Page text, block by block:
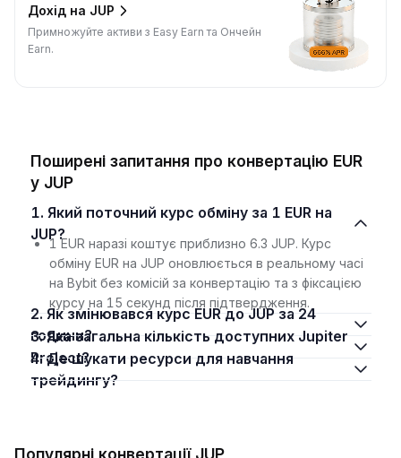
Дохід на JUP
Примножуйте активи з Easy Earn та Ончейн
Earn.
Поширені запитання про конвертацію EUR
у JUP
1. Який поточний курс обміну за 1 EUR на
JUP?
1 EUR наразі коштує приблизно 6.3 JUP. Курс
обміну EUR на JUP оновлюється в реальному часі
на Bybit без комісій за конвертацію та з фіксацією
курсу на 15 секунд після підтвердження.
2. Як змінювався курс EUR до JUP за 24
години?
3. Яка загальна кількість доступних Jupiter
Project?
4. Де шукати ресурси для навчання
трейдингу?
Популярні конвертації JUP